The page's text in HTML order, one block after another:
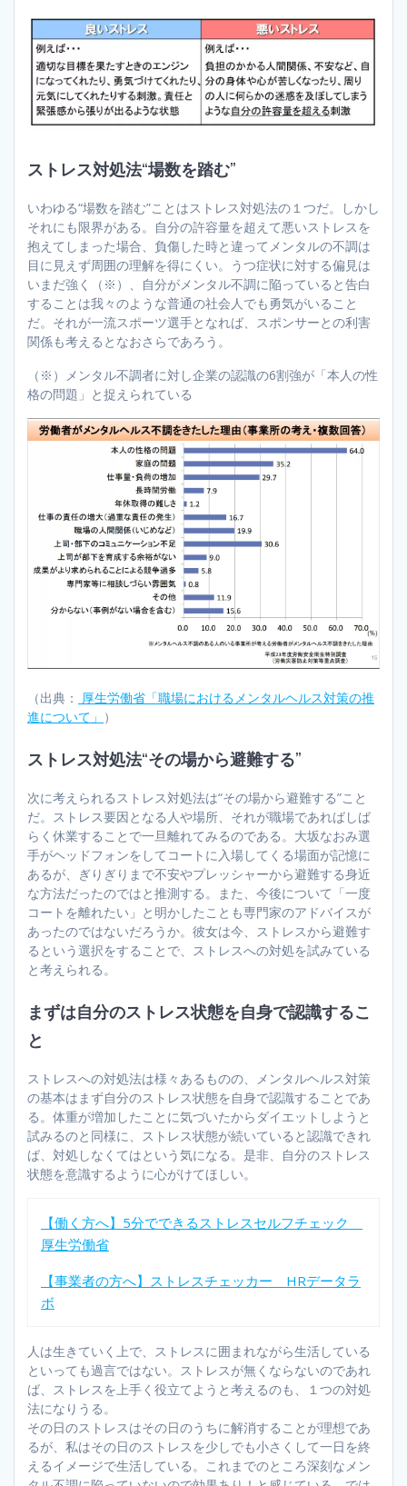
ストレス対処法“場数を踏む”
いわゆる“場数を踏む”ことはストレス対処法の１つだ。しかし
それにも限界がある。自分の許容量を超えて悪いストレスを
抱えてしまった場合、負傷した時と違ってメンタルの不調は
目に見えず周囲の理解を得にくい。うつ症状に対する偏見は
いまだ強く（※）、自分がメンタル不調に陥っていると告白
することは我々のような普通の社会人でも勇気がいること
だ。それが一流スポーツ選手となれば、スポンサーとの利害
関係も考えるとなおさらであろう。
（※）メンタル不調者に対し企業の認識の6割強が「本人の性
格の問題」と捉えられている
（出典： 厚生労働省「職場におけるメンタルヘルス対策の推
進について」 ）
ストレス対処法“その場から避難する”
次に考えられるストレス対処法は“その場から避難する”こと
だ。ストレス要因となる人や場所、それが職場であればしば
らく休業することで一旦離れてみるのである。大坂なおみ選
手がヘッドフォンをしてコートに入場してくる場面が記憶に
あるが、ぎりぎりまで不安やプレッシャーから避難する身近
な方法だったのではと推測する。また、今後について「一度
コートを離れたい」と明かしたことも専門家のアドバイスが
あったのではないだろうか。彼女は今、ストレスから避難す
るという選択をすることで、ストレスへの対処を試みている
と考えられる。
まずは自分のストレス状態を自身で認識するこ
と
ストレスへの対処法は様々あるものの、メンタルヘルス対策
の基本はまず自分のストレス状態を自身で認識することであ
る。体重が増加したことに気づいたからダイエットしようと
試みるのと同様に、ストレス状態が続いていると認識できれ
ば、対処しなくてはという気になる。是非、自分のストレス
状態を意識するように心がけてほしい。
【働く方へ】5分でできるストレスセルフチェック
厚生労働省
【事業者の方へ】ストレスチェッカー HRデータラ
ボ
人は生きていく上で、ストレスに囲まれながら生活している
といっても過言ではない。ストレスが無くならないのであれ
ば、ストレスを上手く役立てようと考えるのも、１つの対処
法になりうる。
その日のストレスはその日のうちに解消することが理想であ
るが、私はその日のストレスを少しでも小さくして一日を終
えるイメージで生活している。これまでのところ深刻なメン